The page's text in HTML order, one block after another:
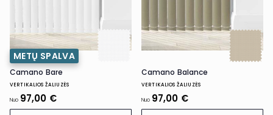
METŲ SPALVA
Camano Bare
VERTIKALIOS ŽALIUZĖS
Nuo 97,00 €
Camano Balance
VERTIKALIOS ŽALIUZĖS
Nuo 97,00 €